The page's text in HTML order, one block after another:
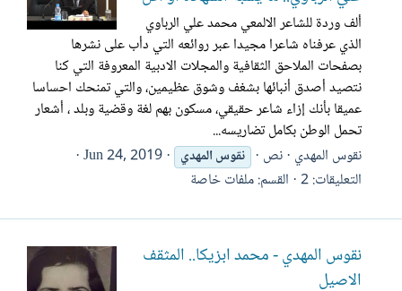
ألف وردة للشاعر الالمعي محمد علي الرباوي
الذي عرفناه شاعرا مجيدا عبر روائعه التي دأب على نشرها
بصفحات الملاحق الثقافية والمجلات الادبية المعروفة التي كنا
نتصيد أصدق أنبائها بشغف وشوق عظيمين، والتي تمنحك احساسا
عميقا بأنك إزاء شاعر حقيقي، مسكون بهم لغة وقضية وبلد ، أشعار
تحمل الوطن بكامل تضاريسه...
نقوس المهدي نص نقوسالمهدي
Jun 24, 2019
التعليقات: 2
القسم:ملفات خاصة
نقوس المهدي - محمد ابزيكا.. المثقف
الاصيل